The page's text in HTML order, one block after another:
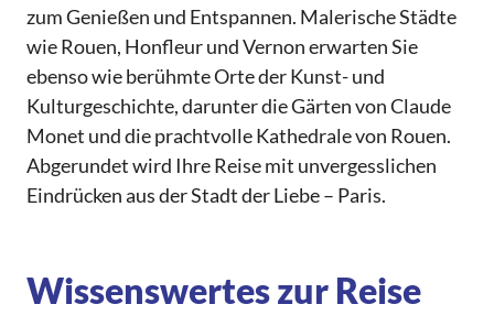
zum Genießen und Entspannen. Malerische Städte
wie Rouen, Honfleur und Vernon erwarten Sie
ebenso wie berühmte Orte der Kunst- und
Kulturgeschichte, darunter die Gärten von Claude
Monet und die prachtvolle Kathedrale von Rouen.
Abgerundet wird Ihre Reise mit unvergesslichen
Eindrücken aus der Stadt der Liebe – Paris.
Wissenswertes zur Reise